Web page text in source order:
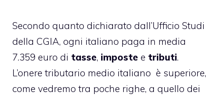
Secondo quanto dichiarato dall’Ufficio Studi
della CGIA, ogni italiano paga in media
7.359 euro di tasse, imposte e tributi.
L’onere tributario medio italiano è superiore,
come vedremo tra poche righe, a quello dei